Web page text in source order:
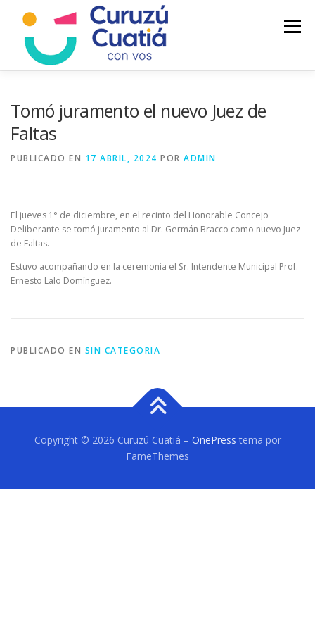
contenido
Menú
Tomó juramento el nuevo Juez de
Faltas
PUBLICADO EN 17 ABRIL, 2024 POR ADMIN
El jueves 1° de diciembre, en el recinto del Honorable Concejo
Deliberante se tomó juramento al Dr. Germán Bracco como nuevo Juez
de Faltas.
Estuvo acompañando en la ceremonia el Sr. Intendente Municipal Prof.
Ernesto Lalo Domínguez.
PUBLICADO EN SIN CATEGORIA
Copyright © 2026 Curuzú Cuatiá – OnePress tema por
FameThemes